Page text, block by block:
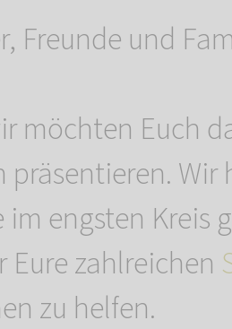
Freunde und
möchten Euch
Wir
im engsten
Eure zahlreichen
zu helfen.